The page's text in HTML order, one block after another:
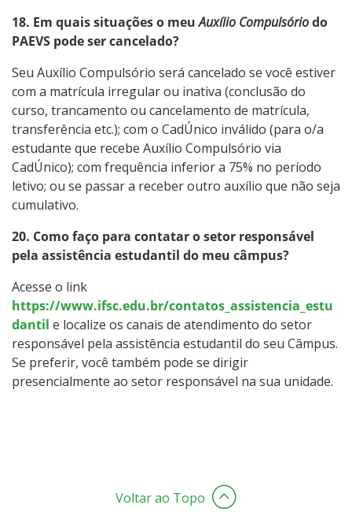
18. Em quais situações o meuAuxílio Compulsóriodo
PAEVS pode ser cancelado?
Seu Auxílio Compulsório será cancelado se você estiver
com a matrícula irregular ou inativa (conclusão do
curso, trancamento ou cancelamento de matrícula,
transferência etc.); com o CadÚnico inválido (para o/a
estudante que recebe Auxílio Compulsório via
CadÚnico); com frequência inferior a 75% no período
letivo; ou se passar a receber outro auxílio que não seja
cumulativo.
20. Como faço para contatar o setor responsável
pela assistência estudantil do meu câmpus?
Acesse o link
https://www.ifsc.edu.br/contatos_assistencia_estu
dantil e localize os canais de atendimento do setor
responsável pela assistência estudantil do seu Câmpus.
Se preferir, você também pode se dirigir
presencialmente ao setor responsável na sua unidade.
Voltar ao Topo